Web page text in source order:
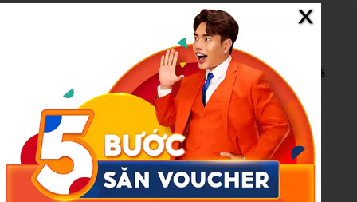
New Posts
Bão số 3 hình thành trên Biển Đông: Vì sao không ảnh hưởng
đất liền vẫn cần cảnh giác cao độ?
Cảnh báo thủ đoạn lừa đảo kết hôn: Khi sính lễ trở thành ‘cái
bẫy’ tinh vi